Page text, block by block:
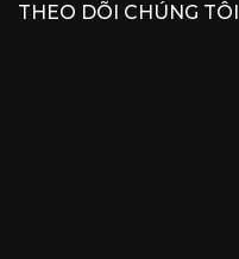
THEO DÕI CHÚNG TÔI